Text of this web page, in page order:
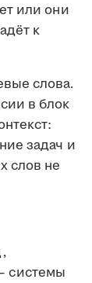
или они
к
слова.
в блок
задач и
слов не
системы